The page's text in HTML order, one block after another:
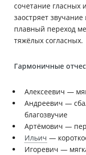
сочетание гласных
заостряет
плавный переход
тяжёлых согласных.
Гармоничные
Алексеевич —
Андреевич —
благозвучие
Артёмович —
Ильич —
Игоревич —